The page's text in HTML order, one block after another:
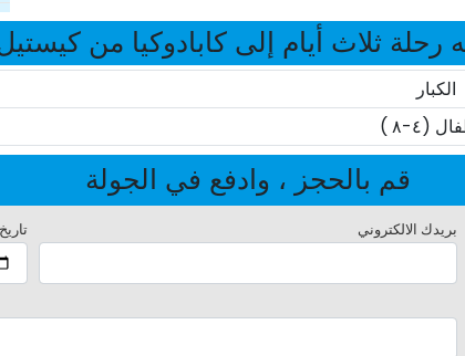
رحلة ثلاث أيام إلى كابادوكيا من كيستيل
الكبار
(٤-٨ )
قم بالحجز ، وادفع في الجولة
بريدك الالكتروني